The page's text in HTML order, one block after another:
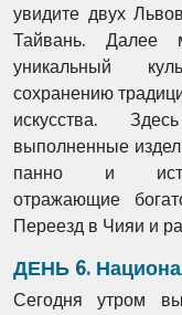
увидите двух
Тайвань.
уникальный
сохранению
искусства.
выполненные
панно и
отражающие
Переезд в Чияи и
ДЕНЬ 6.
Сегодня утром